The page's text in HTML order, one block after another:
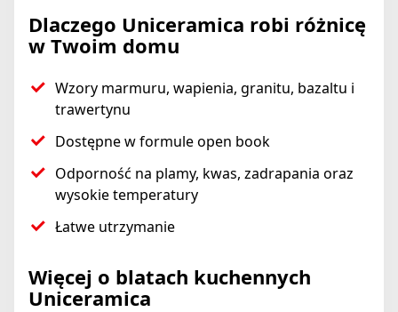
Dlaczego Uniceramica robi różnicę
w Twoim domu
Wzory marmuru, wapienia, granitu, bazaltu i
trawertynu
Dostępne w formule open book
Odporność na plamy, kwas, zadrapania oraz
wysokie temperatury
Łatwe utrzymanie
Więcej o blatach kuchennych
Uniceramica